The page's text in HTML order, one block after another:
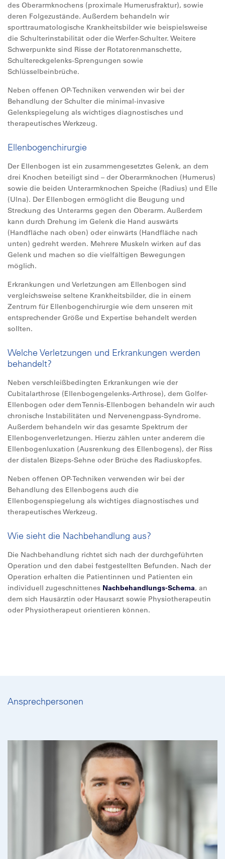
des Oberarmknochens (proximale Humerusfraktur), sowie
deren Folgezustände. Außerdem behandeln wir
sporttraumatologische Krankheitsbilder wie beispielsweise
die Schulterinstabilität oder die Werfer-Schulter. Weitere
Schwerpunkte sind Risse der Rotatorenmanschette,
Schultereckgelenks-Sprengungen sowie
Schlüsselbeinbrüche.
Neben offenen OP-Techniken verwenden wir bei der
Behandlung der Schulter die minimal-invasive
Gelenkspiegelung als wichtiges diagnostisches und
therapeutisches Werkzeug.
Ellenbogenchirurgie
Der Ellenbogen ist ein zusammengesetztes Gelenk, an dem
drei Knochen beteiligt sind – der Oberarmknochen (Humerus)
sowie die beiden Unterarmknochen Speiche (Radius) und Elle
(Ulna). Der Ellenbogen ermöglicht die Beugung und
Streckung des Unterarms gegen den Oberarm. Außerdem
kann durch Drehung im Gelenk die Hand auswärts
(Handfläche nach oben) oder einwärts (Handfläche nach
unten) gedreht werden. Mehrere Muskeln wirken auf das
Gelenk und machen so die vielfältigen Bewegungen
möglich.
Erkrankungen und Verletzungen am Ellenbogen sind
vergleichsweise seltene Krankheitsbilder, die in einem
Zentrum für Ellenbogenchirurgie wie dem unseren mit
entsprechender Größe und Expertise behandelt werden
sollten.
Welche Verletzungen und Erkrankungen werden
behandelt?
Neben verschleißbedingten Erkrankungen wie der
Cubitalarthrose (Ellenbogengelenks-Arthrose), dem Golfer-
Ellenbogen oder dem Tennis-Ellenbogen behandeln wir auch
chronische Instabilitäten und Nervenengpass-Syndrome.
Außerdem behandeln wir das gesamte Spektrum der
Ellenbogenverletzungen. Hierzu zählen unter anderem die
Ellenbogenluxation (Ausrenkung des Ellenbogens), der Riss
der distalen Bizeps-Sehne oder Brüche des Radiuskopfes.
Neben offenen OP-Techniken verwenden wir bei der
Behandlung des Ellenbogens auch die
Ellenbogenspiegelung als wichtiges diagnostisches und
therapeutisches Werkzeug.
Wie sieht die Nachbehandlung aus?
Die Nachbehandlung richtet sich nach der durchgeführten
Operation und den dabei festgestellten Befunden. Nach der
Operation erhalten die Patientinnen und Patienten ein
individuell zugeschnittenes Nachbehandlungs-Schema, an
dem sich Hausärztin oder Hausarzt sowie Physiotherapeutin
oder Physiotherapeut orientieren können.
Ansprechpersonen